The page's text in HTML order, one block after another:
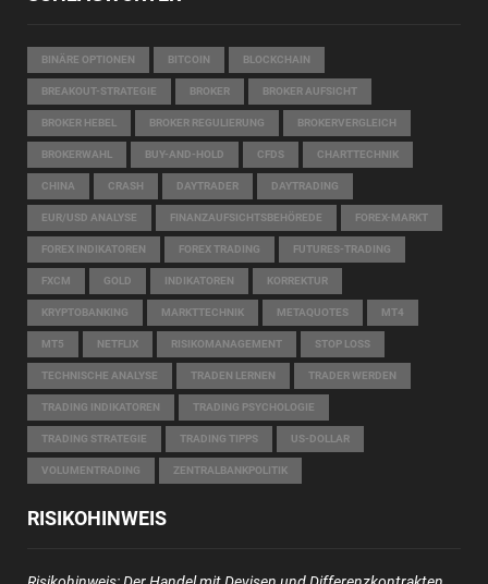
BINÄRE OPTIONEN BITCOIN BLOCKCHAIN
BREAKOUT-STRATEGIE BROKER BROKER AUFSICHT
BROKER HEBEL BROKER REGULIERUNG BROKERVERGLEICH
BROKERWAHL BUY-AND-HOLD CFDS CHARTTECHNIK
CHINA CRASH DAYTRADER DAYTRADING
EUR/USD ANALYSE FINANZAUFSICHTSBEHÖREDE FOREX-MARKT
FOREX INDIKATOREN FOREX TRADING FUTURES-TRADING
FXCM GOLD INDIKATOREN KORREKTUR
KRYPTOBANKING MARKTTECHNIK METAQUOTES MT4
MT5 NETFLIX RISIKOMANAGEMENT STOP LOSS
TECHNISCHE ANALYSE TRADEN LERNEN TRADER WERDEN
TRADING INDIKATOREN TRADING PSYCHOLOGIE
TRADING STRATEGIE TRADING TIPPS US-DOLLAR
VOLUMENTRADING ZENTRALBANKPOLITIK
RISIKOHINWEIS